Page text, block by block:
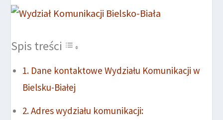
Spis treści
Dane kontaktowe Wydziału Komunikacji w
Bielsku-Białej
Adres wydziału komunikacji: